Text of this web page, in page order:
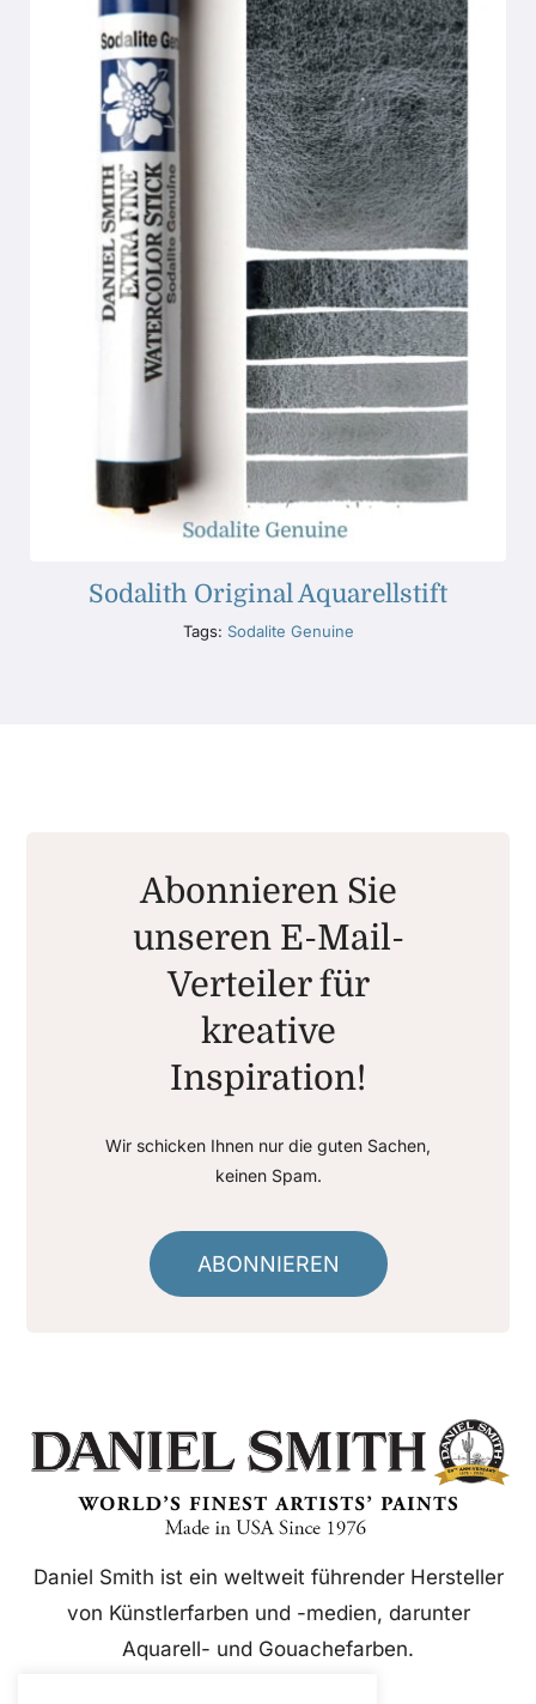
Sodalith Original Aquarellstift
Tags: Sodalite Genuine
Abonnieren Sie
unseren E-Mail-
Verteiler für
kreative
Inspiration!
Wir schicken Ihnen nur die guten Sachen,
keinen Spam.
ABONNIEREN
Daniel Smith ist ein weltweit führender Hersteller
von Künstlerfarben und -medien, darunter
Aquarell- und Gouachefarben.